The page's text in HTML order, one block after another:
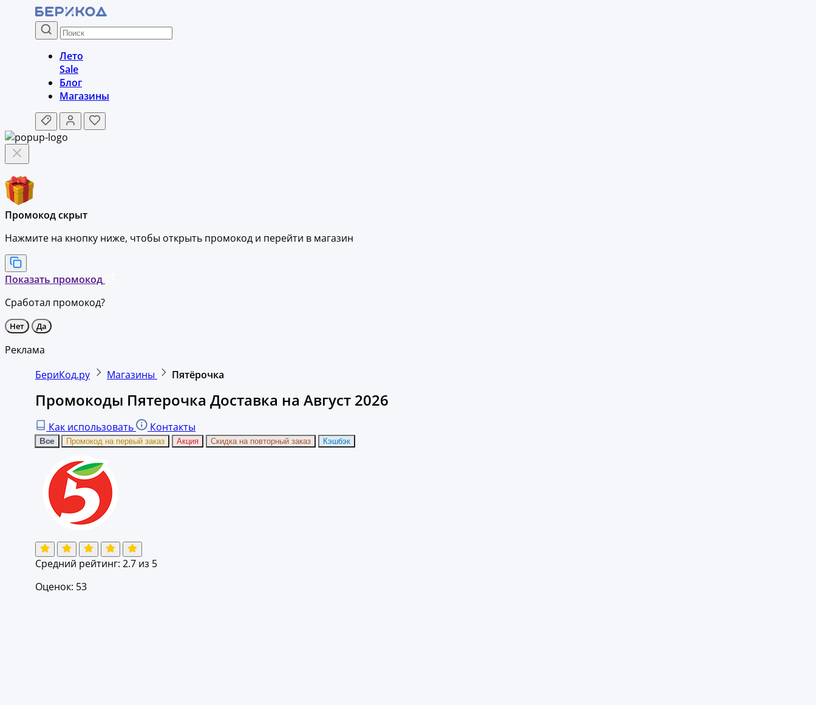
Лето
Sale
Блог
Магазины
Промокод скрыт
Нажмите на кнопку ниже, чтобы открыть промокод и перейти в магазин
Показать промокод
Сработал промокод?
Нет Да
Реклама
БериКод.ру
Магазины Пятёрочка
Промокоды Пятерочка Доставка на Август 2026
Как использовать Контакты
Все Промокод на первый заказ Акция Скидка на повторный заказ Кэшбэк
Средний рейтинг: 2.7 из 5
Оценок: 53